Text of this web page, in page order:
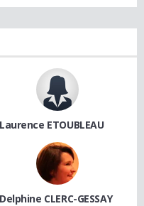
Laurence ETOUBLEAU
Delphine CLERC-GESSAY